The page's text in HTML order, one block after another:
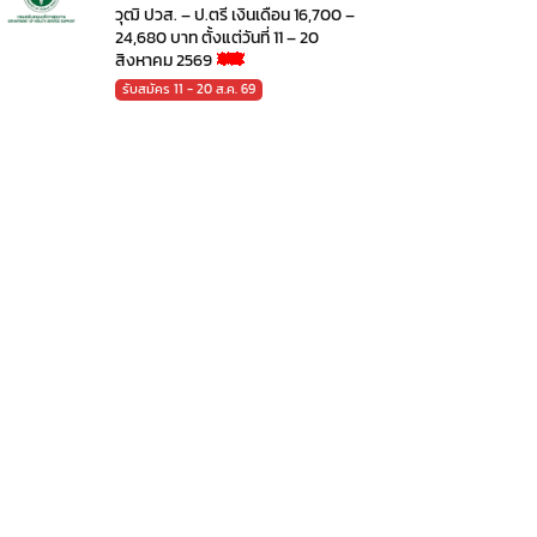
วุฒิ ปวส. – ป.ตรี เงินเดือน 16,700 –
24,680 บาท ตั้งแต่วันที่ 11 – 20
สิงหาคม 2569
รับสมัคร 11 - 20 ส.ค. 69